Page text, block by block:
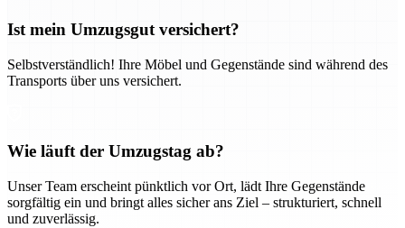
Ist mein Umzugsgut versichert?
Selbstverständlich! Ihre Möbel und Gegenstände sind während des
Transports über uns versichert.
Wie läuft der Umzugstag ab?
Unser Team erscheint pünktlich vor Ort, lädt Ihre Gegenstände
sorgfältig ein und bringt alles sicher ans Ziel – strukturiert, schnell
und zuverlässig.